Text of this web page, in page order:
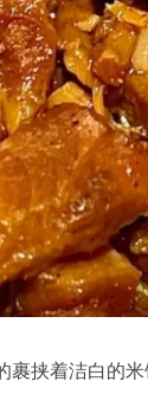
挟着洁白的